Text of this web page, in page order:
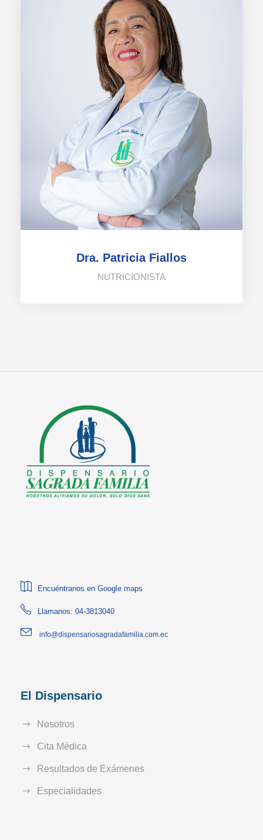
Dra. Patricia Fiallos
NUTRICIONISTA
Encuéntranos en Google maps
Llamanos: 04-3813040
info@dispensariosagradafamilia.com.ec
El Dispensario
Nosotros
Cita Médica
Resultados de Exámenes
Especialidades